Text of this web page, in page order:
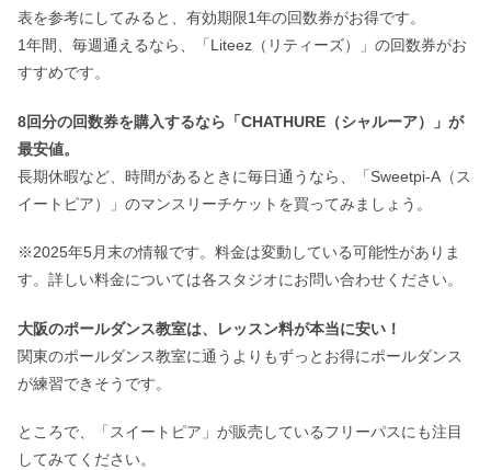
表を参考にしてみると、有効期限1年の回数券がお得です。
1年間、毎週通えるなら、「Liteez（リティーズ）」の回数券がお
すすめです。
8回分の回数券を購入するなら「CHATHURE（シャルーア）」が
最安値。
長期休暇など、時間があるときに毎日通うなら、「Sweetpi-A（ス
イートピア）」のマンスリーチケットを買ってみましょう。
※2025年5月末の情報です。料金は変動している可能性がありま
す。詳しい料金については各スタジオにお問い合わせください。
大阪のポールダンス教室は、レッスン料が本当に安い！
関東のポールダンス教室に通うよりもずっとお得にポールダンス
が練習できそうです。
ところで、「スイートピア」が販売しているフリーパスにも注目
してみてください。